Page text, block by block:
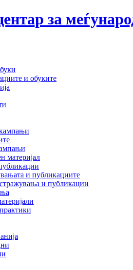
за
и обуките
материјал
и публикациите
и публикации